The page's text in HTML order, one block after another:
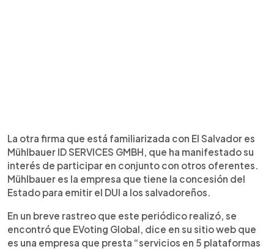
La otra firma que está familiarizada con El Salvador es
Mühlbauer ID SERVICES GMBH, que ha manifestado su
interés de participar en conjunto con otros oferentes.
Mühlbauer es la empresa que tiene la concesión del
Estado para emitir el DUI a los salvadoreños.
En un breve rastreo que este periódico realizó, se
encontró que EVoting Global, dice en su sitio web que
es una empresa que presta “servicios en 5 plataformas